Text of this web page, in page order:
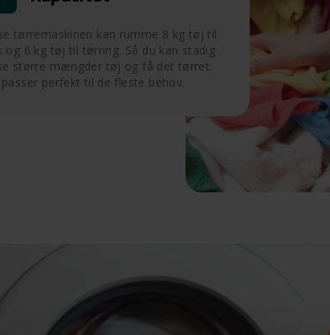
tørremaskinen kan rumme 8 kg tøj til
og 6 kg tøj til tørring. Så du kan stadig
større mængder tøj og få det tørret.
perfekt til de fleste behov.